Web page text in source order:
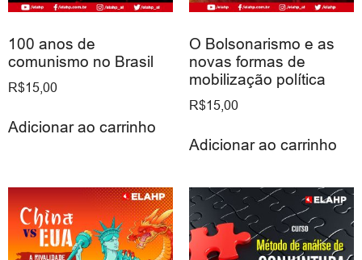
100 anos de
comunismo no Brasil
R$15,00
Adicionar ao carrinho
O Bolsonarismo e as
novas formas de
mobilização política
R$15,00
Adicionar ao carrinho